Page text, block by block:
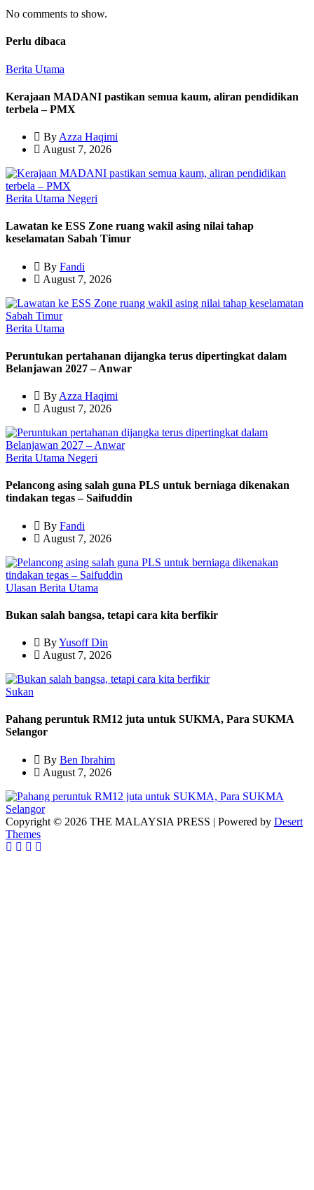
No comments to show.
Perlu dibaca
Berita Utama
Kerajaan MADANI pastikan semua kaum, aliran pendidikan
terbela – PMX
By Azza Haqimi
August 7, 2026
Berita Utama Negeri
Lawatan ke ESS Zone ruang wakil asing nilai tahap
keselamatan Sabah Timur
By Fandi
August 7, 2026
Berita Utama
Peruntukan pertahanan dijangka terus dipertingkat dalam
Belanjawan 2027 – Anwar
By Azza Haqimi
August 7, 2026
Berita Utama Negeri
Pelancong asing salah guna PLS untuk berniaga dikenakan
tindakan tegas – Saifuddin
By Fandi
August 7, 2026
Ulasan Berita Utama
Bukan salah bangsa, tetapi cara kita berfikir
ByYusoff Din
August 7, 2026
Sukan
Pahang peruntuk RM12 juta untuk SUKMA, Para SUKMA
Selangor
By Ben Ibrahim
August 7, 2026
Copyright © 2026 THE MALAYSIA PRESS | Powered by Desert
Themes